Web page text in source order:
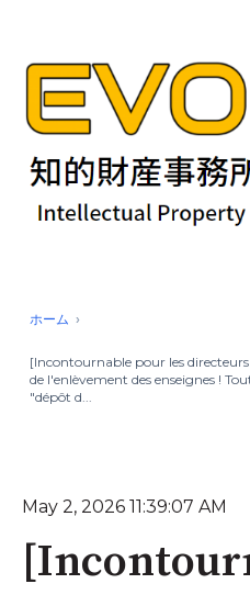
ホーム
[Incontournable pour les
de l'enlèvement des enseignes !
"dépôt d...
May 2, 2026 11:39:07 AM